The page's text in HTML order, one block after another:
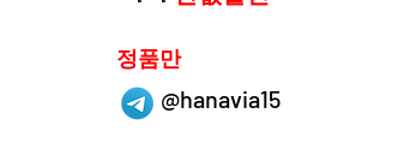
@hanavia15
정품만